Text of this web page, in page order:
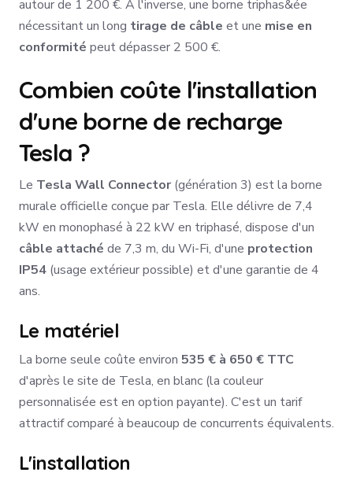
autour de 1 200 €. À l'inverse, une borne triphas&ée
nécessitant un long tirage de câble et une mise en
conformité peut dépasser 2 500 €.
Combien coûte l'installation
d'une borne de recharge
Tesla ?
Le Tesla Wall Connector(génération 3) est la borne
murale officielle conçue par Tesla. Elle délivre de 7,4
kW en monophasé à 22 kW en triphasé, dispose d'un
câble attaché de 7,3 m, du Wi-Fi, d'une protection
IP54(usage extérieur possible) et d'une garantie de 4
ans.
Le matériel
La borne seule coûte environ 535 € à 650 € TTC
d'après le site de Tesla, en blanc (la couleur
personnalisée est en option payante). C'est un tarif
attractif comparé à beaucoup de concurrents équivalents.
L'installation